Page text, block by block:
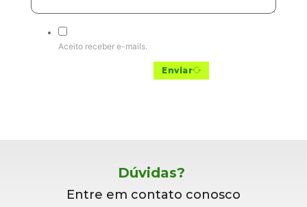
Aceito receber e-mails.
Enviar
Dúvidas?
Entre em contato conosco